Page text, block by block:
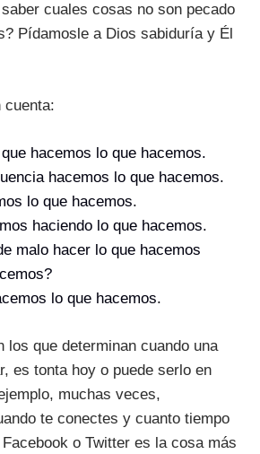
cuales cosas no son pecado
Pídamosle a Dios sabiduría y Él
cuenta:
hacemos lo que hacemos.
hacemos lo que hacemos.
lo que hacemos.
haciendo lo que hacemos.
malo hacer lo que hacemos
lo que hacemos.
los que determinan cuando una
es tonta hoy o puede serlo en
muchas veces,
te conectes y cuanto tiempo
o Twitter es la cosa más